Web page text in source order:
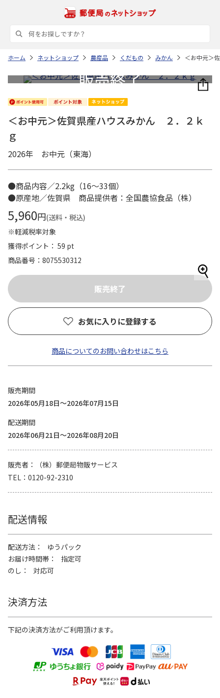
ホーム ネットショップ 農産品 くだもの みかん ＜お中元＞
＜お中元＞佐賀県産ハウスみかん ２．２ｋ
ｇ
2026年 お中元（東海）
●商品内容／2.2kg（16～33個）
●原産地／佐賀県 商品提供者：全国農協食品（株）
5,960円(送料・税込)
※軽減税率対象
獲得ポイント： 59 pt
商品番号
8075530312
お気に入りに登録する
商品についてのお問い合わせはこちら
販売期間
2026年05月18日～2026年07月15日
配送期間
2026年06月21日～2026年08月20日
販売者
（株）郵便局物販サービス
TEL
0120-92-2310
配送情報
配送方法
ゆうパック
お届け時間帯
指定可
のし
対応可
決済方法
下記の決済方法がご利用頂けます。